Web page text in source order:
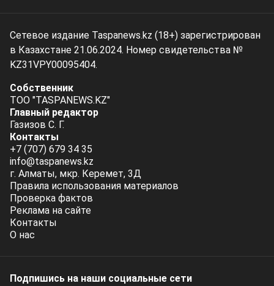
Сетевое издание Taspanews.kz (18+) зарегистрирован
в Казахстане 21.06.2024. Номер свидетельства №
KZ31VPY00095404.
Собственник
ТОО "TASPANEWS.KZ"
Главный редактор
Газизов С. Г.
Контакты
+7 (707) 679 34 35
info@taspanews.kz
г. Алматы, мкр. Керемет, 3Д
Правила использования материалов
Проверка фактов
Реклама на сайте
Контакты
О нас
Подпишись на наши социальные cети